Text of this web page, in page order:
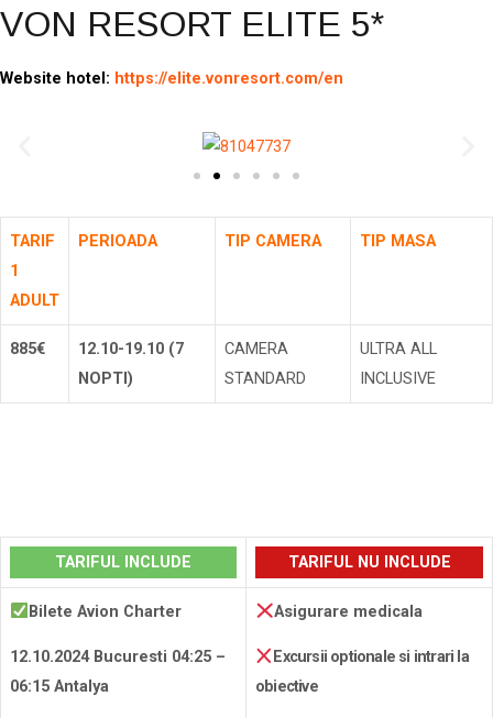
VON RESORT ELITE 5*
Website hotel: https://elite.vonresort.com/en
TARIF
1
ADULT
PERIOADA TIP CAMERA TIP MASA
885€
12.10-19.10 (7
NOPTI)
CAMERA
STANDARD
ULTRA ALL
INCLUSIVE
TARIFUL INCLUDE TARIFUL NU INCLUDE
Bilete Avion Charter
12.10.2024 Bucuresti 04:25 –
06:15 Antalya
Asigurare medicala
Excursii optionale si intrari la
obiective